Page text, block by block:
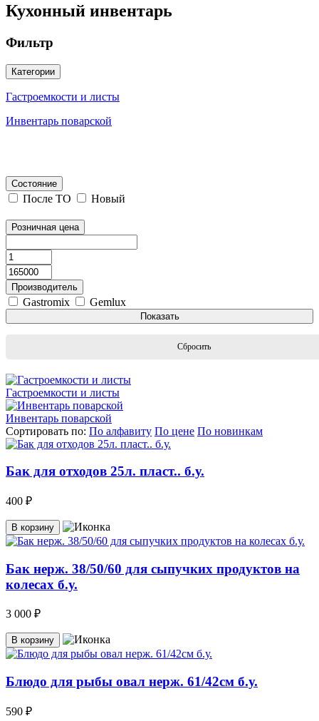
Кухонный инвентарь
Фильтр
Категории
Гастроемкости и листы
Инвентарь поварской
Состояние
После ТО Новый
Розничная цена
Производитель
Gastromix Gemlux
Показать
Сбросить
Гастроемкости и листы
Инвентарь поварской
Сортировать по: По алфавиту По цене По новинкам
Бак для отходов 25л. пласт.. б.у.
400 ₽
В корзину
Бак нерж. 38/50/60 для сыпучких продуктов на
колесах б.у.
3 000 ₽
В корзину
Блюдо для рыбы овал нерж. 61/42см б.у.
590 ₽